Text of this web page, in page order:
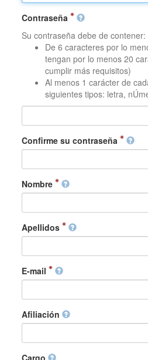
Contraseña
Su contraseña debe de contener:
De 6 caracteres por lo
tengan por lo menos 20
cumplir más requisitos)
Al menos 1 carácter de
siguientes tipos: letra,
Confirme su contraseña
Nombre
Apellidos
E-mail
Afiliación
Cargo